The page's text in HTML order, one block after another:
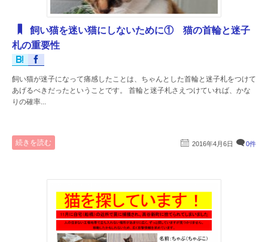
飼い猫を迷い猫にしないために① 猫の首輪と迷子
札の重要性
飼い猫が迷子になって痛感したことは、ちゃんとした首輪と迷子札をつけて
あげるべきだったということです。 首輪と迷子札さえつけていれば、かな
りの確率...
続きを読む 2016年4月6日 0件